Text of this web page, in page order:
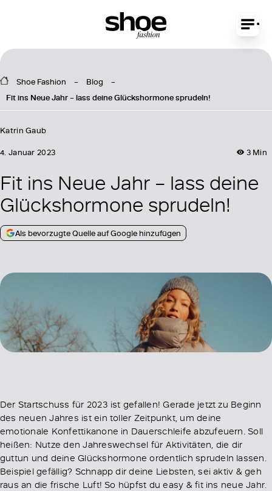
Shoe Fashion
Blog
Fit ins Neue Jahr – lass deine Glückshormone sprudeln!
Katrin Gaub
3 Min
4. Januar 2023
Fit ins Neue Jahr – lass deine
Glückshormone sprudeln!
Als bevorzugte Quelle auf Google hinzufügen
Der Startschuss für 2023 ist gefallen! Gerade jetzt zu Beginn
des neuen Jahres ist ein toller Zeitpunkt, um deine
emotionale Konfettikanone in Dauerschleife abzufeuern. Soll
heißen: Nutze den Jahreswechsel für Aktivitäten, die dir
guttun und deine Glückshormone ordentlich sprudeln lassen.
Beispiel gefällig? Schnapp dir deine Liebsten, sei aktiv & geh
raus an die frische Luft! So hüpfst du easy & fit ins neue Jahr.